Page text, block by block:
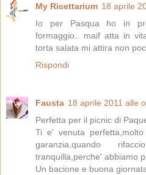
My Ricettarium 18 aprile
Io per Pasqua ho in
formaggio.. maif atta in
torta salata mi attira non
Rispondi
Fausta 18 aprile 2011 alle
Perfetta per il picnic di
Ti e' venuta
garanzia,quando
tranquilla,perche' abbiamo
Un bacione e buona